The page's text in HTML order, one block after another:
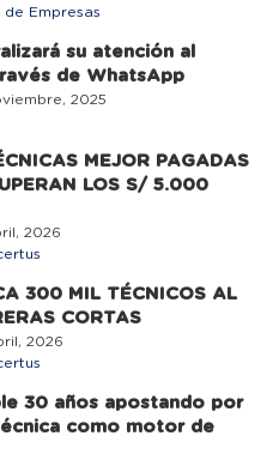
Empresas
su atención al
de WhatsApp
2025
MEJOR PAGADAS
LOS S/ 5.000
2026
300 MIL TÉCNICOS AL
CORTAS
2026
30 años apostando por
como motor de